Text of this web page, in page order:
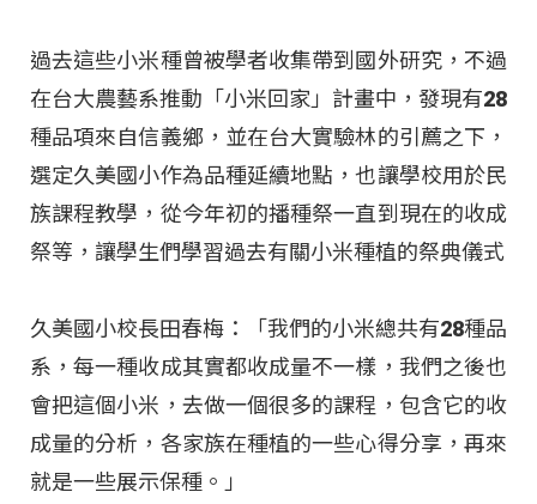
過去這些小米種曾被學者收集帶到國外研究，不過
在台大農藝系推動「小米回家」計畫中，發現有28
種品項來自信義鄉，並在台大實驗林的引薦之下，
選定久美國小作為品種延續地點，也讓學校用於民
族課程教學，從今年初的播種祭一直到現在的收成
祭等，讓學生們學習過去有關小米種植的祭典儀式
久美國小校長田春梅：「我們的小米總共有28種品
系，每一種收成其實都收成量不一樣，我們之後也
會把這個小米，去做一個很多的課程，包含它的收
成量的分析，各家族在種植的一些心得分享，再來
就是一些展示保種。」